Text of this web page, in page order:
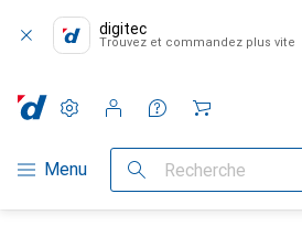
digitec
Trouvez et commandez plus vite
Navigation par catégorie
Menu Recherche
Paramètres
Compte client
Listes de comparaison
Listes d'envies
Panier